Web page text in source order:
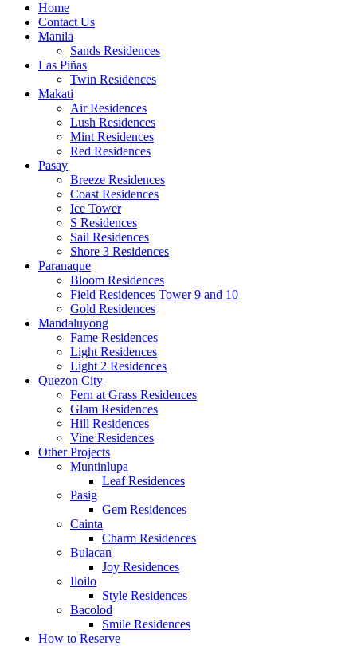
Home
Contact Us
Manila
Sands Residences
Las Piñas
Twin Residences
Makati
Air Residences
Lush Residences
Mint Residences
Red Residences
Pasay
Breeze Residences
Coast Residences
Ice Tower
S Residences
Sail Residences
Shore 3 Residences
Paranaque
Bloom Residences
Field Residences Tower 9 and 10
Gold Residences
Mandaluyong
Fame Residences
Light Residences
Light 2 Residences
Quezon City
Fern at Grass Residences
Glam Residences
Hill Residences
Vine Residences
Other Projects
Muntinlupa
Leaf Residences
Pasig
Gem Residences
Cainta
Charm Residences
Bulacan
Joy Residences
Iloilo
Style Residences
Bacolod
Smile Residences
How to Reserve